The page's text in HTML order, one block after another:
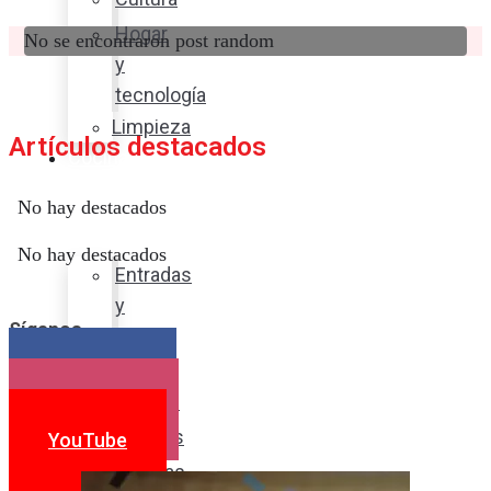
Hogar
y
tecnología
Limpieza
Cocina
sabor
Entradas
y
Postres
Bebidas
No se encontraron post random
Artículos destacados
No hay destacados
No hay destacados
Síganos
YouTube